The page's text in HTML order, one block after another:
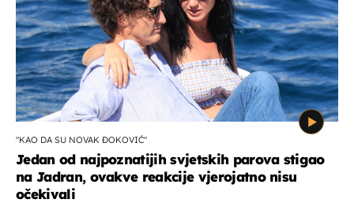
"KAO DA SU NOVAK ĐOKOVIĆ"
Jedan od najpoznatijih svjetskih parova stigao
na Jadran, ovakve reakcije vjerojatno nisu
očekivali